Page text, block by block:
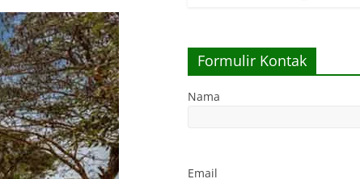
Formulir Kontak
Nama
Email